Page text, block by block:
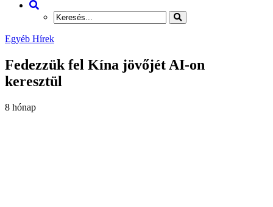
Egyéb Hírek
Fedezzük fel Kína jövőjét AI-on
keresztül
8 hónap